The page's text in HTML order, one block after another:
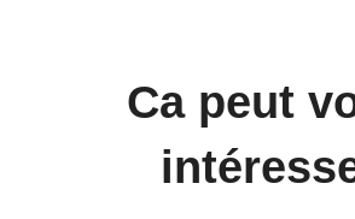
Ca peut